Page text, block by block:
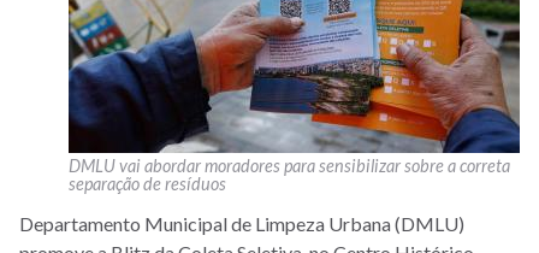
DMLU vai abordar moradores para sensibilizar sobre a correta
separação de resíduos
Departamento Municipal de Limpeza Urbana (DMLU)